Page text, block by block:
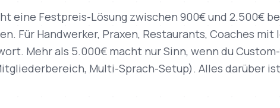
eine Festpreis-Lösung zwischen 900€ und 2.500€
Für Handwerker, Praxen, Restaurants, Coaches mit
Mehr als 5.000€ macht nur Sinn, wenn du
Multi-Sprach-Setup). Alles darüber